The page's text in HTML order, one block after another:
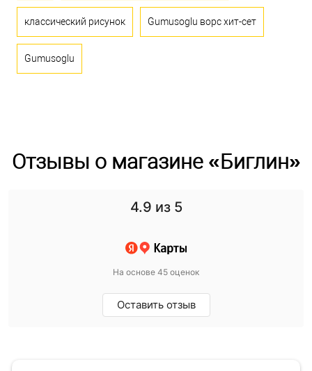
классический рисунок Gumusoglu ворс хит-сет
Gumusoglu
Отзывы о магазине «Биглин»
4.9 из 5
На основе 45 оценок
Оставить отзыв